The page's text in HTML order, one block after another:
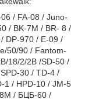
/ FA-08 / Juno-
/ BK-7M / BR- 8 /
DP-970 / E-09 /
50/90 / Fantom-
18/2/2B /SD-50 /
30 / TD-4 /
1 / HPD-10 / JM-5
/ БЦБ-60 /